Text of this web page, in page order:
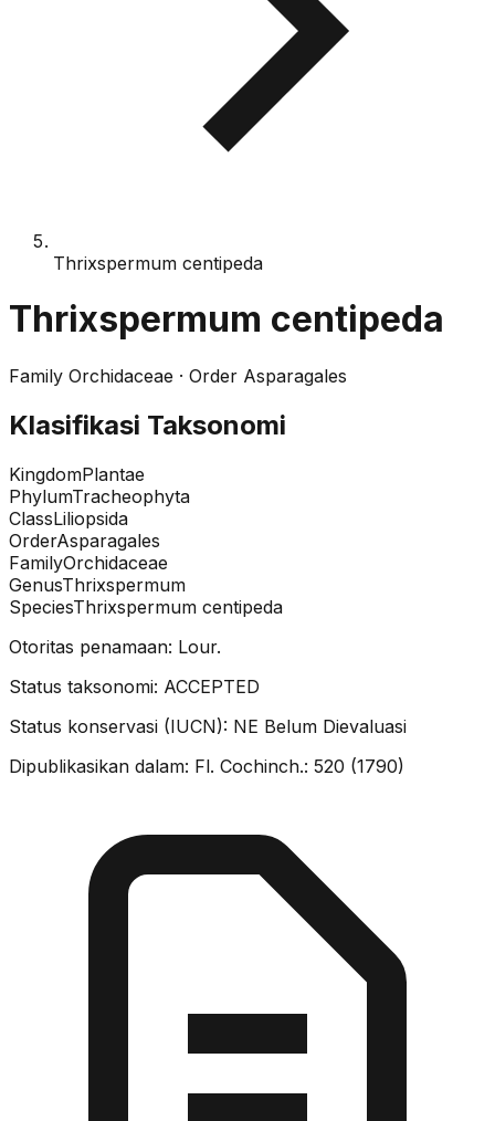
Thrixspermum centipeda
Thrixspermum centipeda
Family Orchidaceae · Order Asparagales
Klasifikasi Taksonomi
KingdomPlantae
PhylumTracheophyta
ClassLiliopsida
OrderAsparagales
FamilyOrchidaceae
GenusThrixspermum
SpeciesThrixspermum centipeda
Otoritas penamaan: Lour.
Status taksonomi: ACCEPTED
Status konservasi (IUCN): NE Belum Dievaluasi
Dipublikasikan dalam: Fl. Cochinch.: 520 (1790)